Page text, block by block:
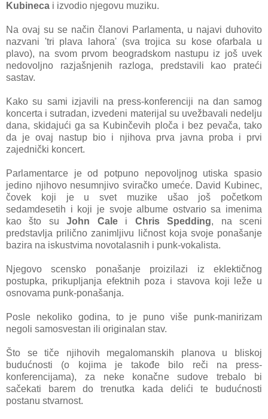
Kubineca i izvodio njegovu muziku.
Na ovaj su se način članovi Parlamenta, u najavi duhovito
nazvani 'tri plava lahora' (sva trojica su kose ofarbala u
plavo), na svom prvom beogradskom nastupu iz još uvek
nedovoljno razjašnjenih razloga, predstavili kao prateći
sastav.
Kako su sami izjavili na press-konferenciji na dan samog
koncerta i sutradan, izvedeni materijal su uvežbavali nedelju
dana, skidajući ga sa Kubinčevih ploča i bez pevača, tako
da je ovaj nastup bio i njihova prva javna proba i prvi
zajednički koncert.
Parlamentarce je od potpuno nepovoljnog utiska spasio
jedino njihovo nesumnjivo sviračko umeće. David Kubinec,
čovek koji je u svet muzike ušao još početkom
sedamdesetih i koji je svoje albume ostvario sa imenima
kao što suJohn Calei Chris Spedding, na sceni
predstavlja prilično zanimljivu ličnost koja svoje ponašanje
bazira na iskustvima novotalasnih i punk-vokalista.
Njegovo scensko ponašanje proizilazi iz eklektičnog
postupka, prikupljanja efektnih poza i stavova koji leže u
osnovama punk-ponašanja.
Posle nekoliko godina, to je puno više punk-manirizam
negoli samosvestan ili originalan stav.
Što se tiče njihovih megalomanskih planova u bliskoj
budućnosti (o kojima je takođe bilo reči na press-
konferencijama), za neke konačne sudove trebalo bi
sačekati barem do trenutka kada delići te budućnosti
postanu stvarnost.